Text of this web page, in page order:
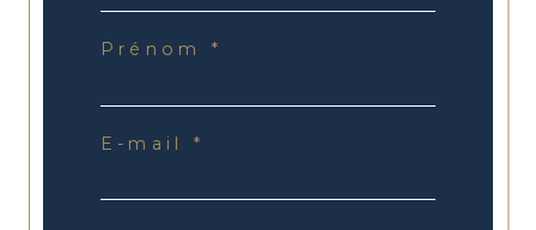
Prénom *
E-mail *